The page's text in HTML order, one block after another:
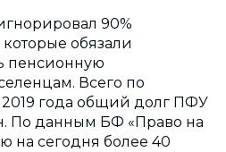
90%
обязали
пенсионную
Всего по
года общий долг ПФУ
По данным БФ «Право на
на сегодня более 40